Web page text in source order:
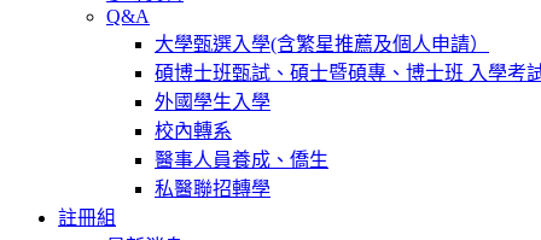
Q&A
大學甄選入學(含繁星推薦及個人申請）
碩博士班甄試、碩士暨碩專、博士班 入學考
外國學生入學
校內轉系
醫事人員養成、僑生
私醫聯招轉學
註冊組